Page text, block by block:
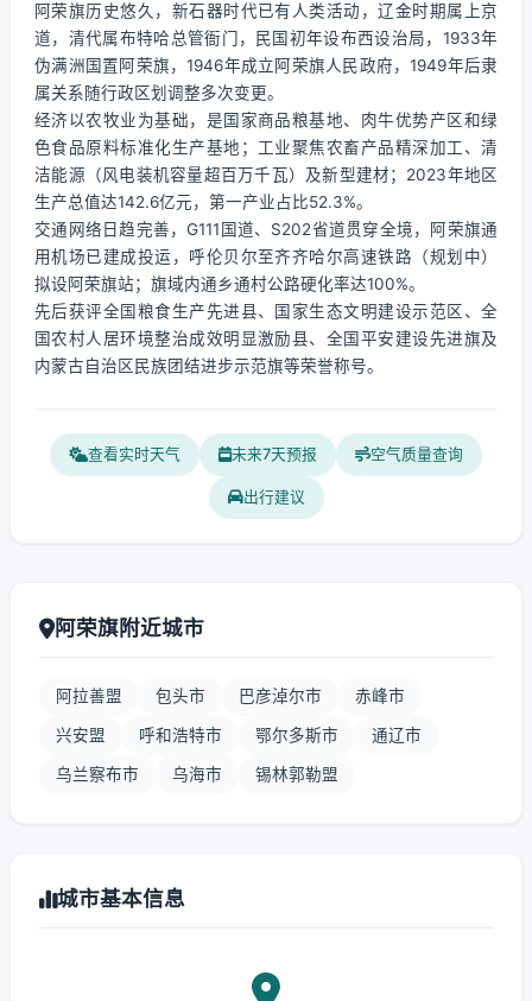
阿荣旗历史悠久，新石器时代已有人类活动，辽金时期属上京
道，清代属布特哈总管衙门，民国初年设布西设治局，1933年
伪满洲国置阿荣旗，1946年成立阿荣旗人民政府，1949年后隶
属关系随行政区划调整多次变更。
经济以农牧业为基础，是国家商品粮基地、肉牛优势产区和绿
色食品原料标准化生产基地；工业聚焦农畜产品精深加工、清
洁能源（风电装机容量超百万千瓦）及新型建材；2023年地区
生产总值达142.6亿元，第一产业占比52.3%。
交通网络日趋完善，G111国道、S202省道贯穿全境，阿荣旗通
用机场已建成投运，呼伦贝尔至齐齐哈尔高速铁路（规划中）
拟设阿荣旗站；旗域内通乡通村公路硬化率达100%。
先后获评全国粮食生产先进县、国家生态文明建设示范区、全
国农村人居环境整治成效明显激励县、全国平安建设先进旗及
内蒙古自治区民族团结进步示范旗等荣誉称号。
查看实时天气 未来7天预报 空气质量查询
出行建议
阿荣旗附近城市
阿拉善盟 包头市 巴彦淖尔市 赤峰市
兴安盟 呼和浩特市 鄂尔多斯市 通辽市
乌兰察布市 乌海市 锡林郭勒盟
城市基本信息